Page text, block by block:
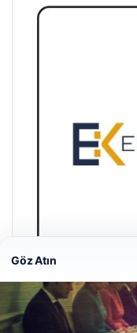
Enes Kaplan
Göz Atın